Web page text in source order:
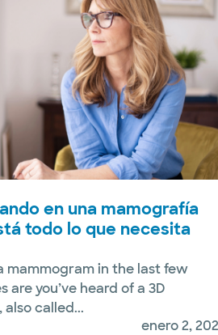
en una mamografía
todo lo que necesita
mammogram in the last few
are you’ve heard of a 3D
called...
enero 2,